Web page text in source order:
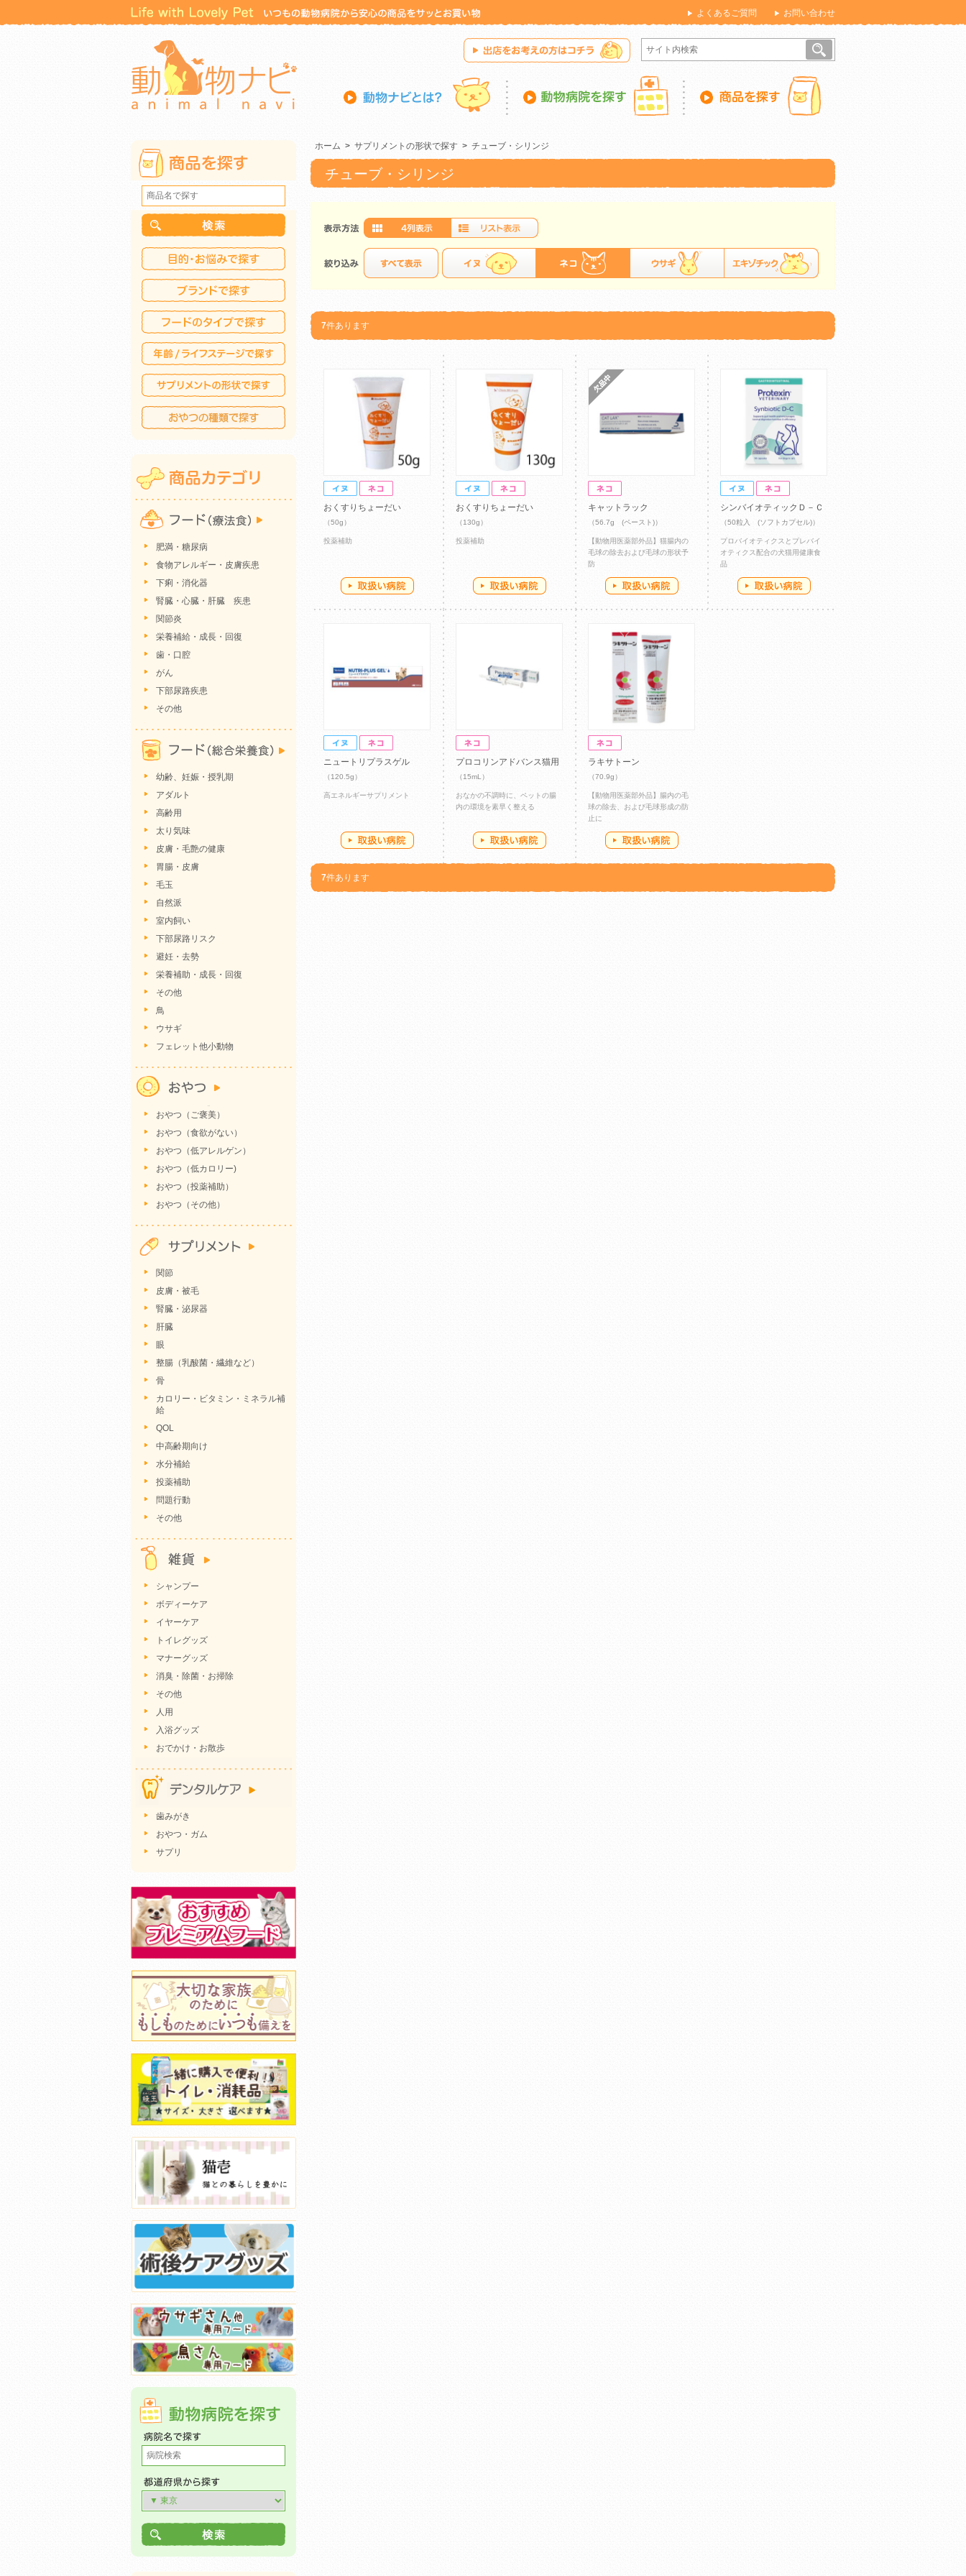
よくあるご質問 お問い合わせ
ホーム > サプリメントの形状で探す > チューブ・シリンジ
チューブ・シリンジ
7件あります
おくすりちょーだい
（50g）
投薬補助
おくすりちょーだい
（130g）
投薬補助
キャットラック
（56.7g (ペースト)）
【動物用医薬部外品】猫腸内の
毛球の除去および毛球の形状予
防
シンバイオティックＤ－Ｃ
（50粒入 (ソフトカプセル)）
プロバイオティクスとプレバイ
オティクス配合の犬猫用健康食
品
ニュートリプラスゲル
（120.5g）
高エネルギーサプリメント
プロコリンアドバンス猫用
（15mL）
おなかの不調時に、ペットの腸
内の環境を素早く整える
ラキサトーン
（70.9g）
【動物用医薬部外品】腸内の毛
球の除去、および毛球形成の防
止に
7件あります
肥満・糖尿病
食物アレルギー・皮膚疾患
下痢・消化器
腎臓・心臓・肝臓 疾患
関節炎
栄養補給・成長・回復
歯・口腔
がん
下部尿路疾患
その他
幼齢、妊娠・授乳期
アダルト
高齢用
太り気味
皮膚・毛艶の健康
胃腸・皮膚
毛玉
自然派
室内飼い
下部尿路リスク
避妊・去勢
栄養補助・成長・回復
その他
鳥
ウサギ
フェレット他小動物
おやつ（ご褒美）
おやつ（食欲がない）
おやつ（低アレルゲン）
おやつ（低カロリー)
おやつ（投薬補助）
おやつ（その他）
関節
皮膚・被毛
腎臓・泌尿器
肝臓
眼
整腸（乳酸菌・繊維など）
骨
カロリー・ビタミン・ミネラル補
給
QOL
中高齢期向け
水分補給
投薬補助
問題行動
その他
シャンプー
ボディーケア
イヤーケア
トイレグッズ
マナーグッズ
消臭・除菌・お掃除
その他
人用
入浴グッズ
おでかけ・お散歩
歯みがき
おやつ・ガム
サプリ